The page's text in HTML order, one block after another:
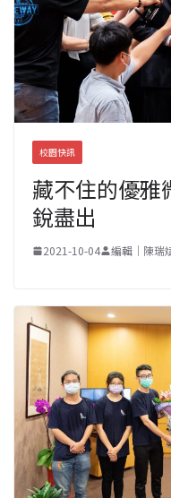
校園快訊
藏不住的優雅
銳盡出
2021-10-04 編輯｜陳瑞